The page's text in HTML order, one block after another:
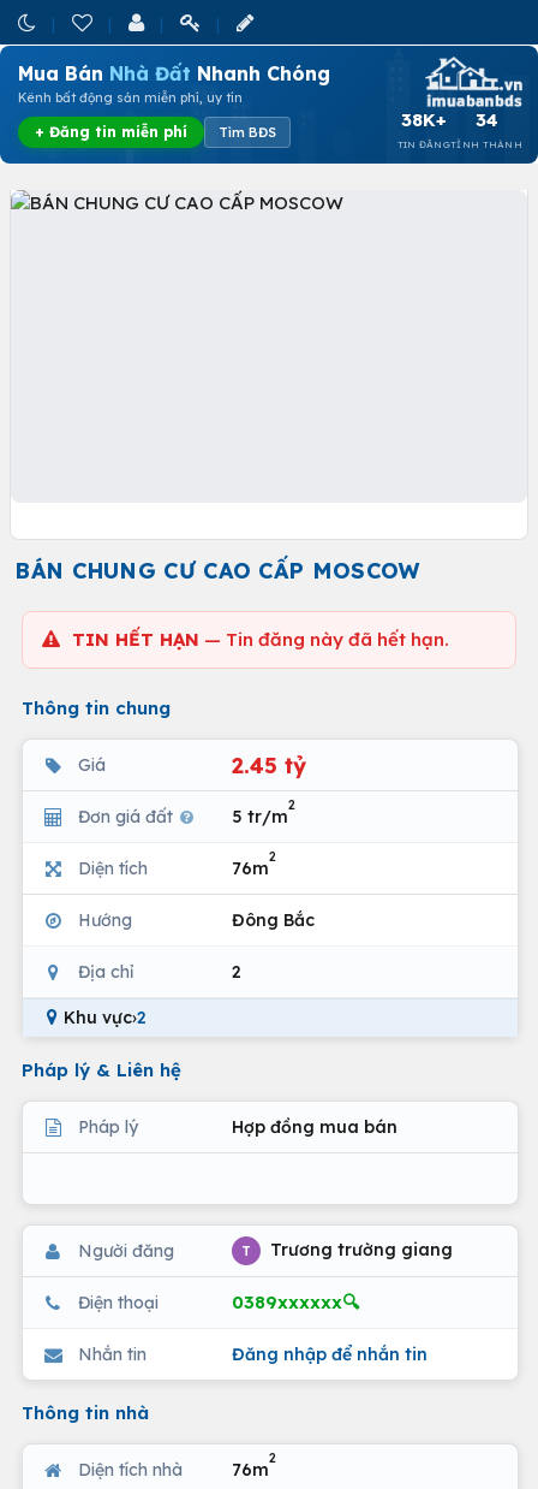
Mua Bán Nhà Đất Nhanh Chóng
Kênh bất động sản miễn phí, uy tín
+ Đăng tin miễn phí Tìm BĐS
38K+
TIN ĐĂNG
34
TỈNH THÀNH
BÁN CHUNG CƯ CAO CẤP MOSCOW
TIN HẾT HẠN — Tin đăng này đã hết hạn.
Thông tin chung
Giá 2.45 tỷ
Đơn giá đất 5 tr/m
2
Diện tích 76m
2
Hướng Đông Bắc
Địa chỉ 2
Khu vực›2
Pháp lý & Liên hệ
Pháp lý Hợp đồng mua bán
Người đăng T Trương trường giang
Điện thoại 0389xxxxxx🔍
Nhắn tin Đăng nhập để nhắn tin
Thông tin nhà
Diện tích nhà 76m
2